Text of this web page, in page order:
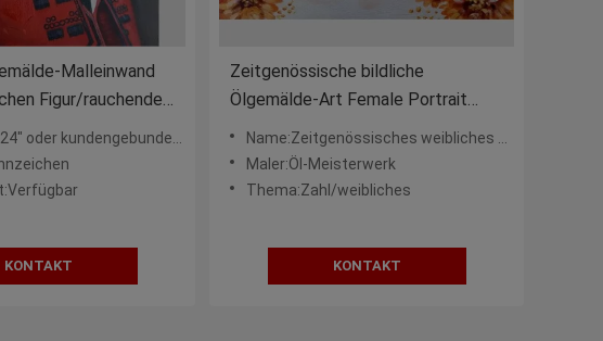
Malleinwand
Figur/rauchende
Malerei
oder kundengebundene Größen
KONTAKT
Zeitgenössische bildliche
Ölgemälde-Art Female Portrait
Painting Newest-Art
Name:Zeitgenössisches weibliches Porträt-Ölgemälde
Maler:Öl-Meisterwerk
Thema:Zahl/weibliches
KONTAKT